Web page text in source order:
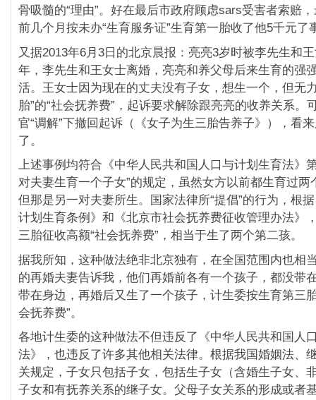
骨吸髓的“理由”。好在最后市政府顾虑sars受害者索赔
前几个月按未办“生育服务证”生育第一胎收了他5千元了
又据2013年6月3日的北京晨报：亮亮3岁时被李先生和
年，李先生和王女士离婚，亮亮和养父母后来生育的强
活。王女士因为现在的丈夫没有子女，想生一个，但无
胎”的“社会抚养费”，起诉要求解除跟亮亮的收养关系。
官“调解”下撤回起诉（《女子为生三胎告养子》），看
了。
上述事例均符合《中华人民共和国人口与计划生育法》
对夫妻生育一个子女”的规定，虽然女方以前都生育过两
但那是另一对夫妻所生。国家法律所“提倡”的行为，根
计划生育条例》和《北京市社会抚养费征收管理办法》
三胎征收高额“社会抚养费”，相当于生了两个第二孩。
据我所知，这种做法绝非北京独有，在全国范围内也相
的再婚夫妻告诉我，他们再婚前各有一个孩子，都没带
带在身边，再婚后又生了一个孩子，计生委按生育第三
会抚养费”。
各地计生委的这种做法不但违反了《中华人民共和国人
法》，也违反了许多其他相关法律。根据我国婚姻法、
关规定，子女只包括子女，包括生子女（含婚生子女、
子女和有抚养关系的继子女。父母子女关系的形成或者